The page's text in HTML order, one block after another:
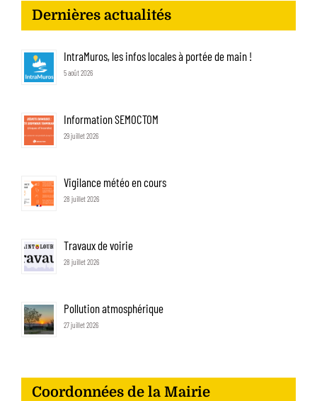
Dernières actualités
IntraMuros, les infos locales à portée de main !
5 août 2026
Information SEMOCTOM
29 juillet 2026
Vigilance météo en cours
28 juillet 2026
Travaux de voirie
28 juillet 2026
Pollution atmosphérique
27 juillet 2026
Coordonnées de la Mairie